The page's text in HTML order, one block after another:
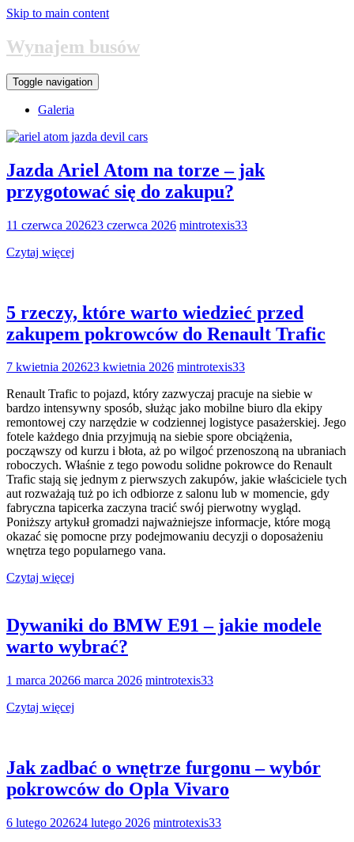
Skip to main content
Wynajem busów
Toggle navigation
Galeria
Jazda Ariel Atom na torze – jak
przygotować się do zakupu?
11 czerwca 202623 czerwca 2026 mintrotexis33
Czytaj więcej
5 rzeczy, które warto wiedzieć przed
zakupem pokrowców do Renault Trafic
7 kwietnia 202623 kwietnia 2026 mintrotexis33
Renault Trafic to pojazd, który zazwyczaj pracuje na siebie w
bardzo intensywny sposób, służąc jako mobilne biuro dla ekipy
remontowej czy narzędzie w codziennej logistyce pasażerskiej. Jego
fotele każdego dnia przyjmują na siebie spore obciążenia,
począwszy od kurzu i błota, aż po wilgoć przenoszoną na ubraniach
roboczych. Właśnie z tego powodu solidne pokrowce do Renault
Trafic stają się jednym z pierwszych zakupów, jakie właściciele tych
aut rozważają tuż po ich odbiorze z salonu lub w momencie, gdy
fabryczna tapicerka zaczyna tracić swój pierwotny wygląd.
Poniższy artykuł gromadzi najważniejsze informacje, które mogą
okazać się pomocne przy podejmowaniu decyzji o doposażeniu
wnętrza tego popularnego vana.
Czytaj więcej
Dywaniki do BMW E91 – jakie modele
warto wybrać?
1 marca 20266 marca 2026 mintrotexis33
Czytaj więcej
Jak zadbać o wnętrze furgonu – wybór
pokrowców do Opla Vivaro
6 lutego 202624 lutego 2026 mintrotexis33